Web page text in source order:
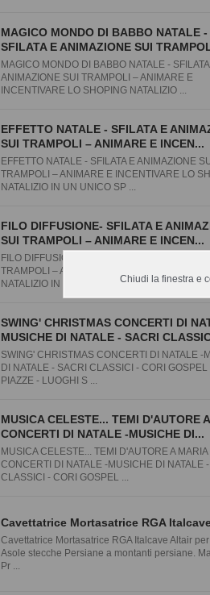
MAGICO MONDO DI BABBO NATALE -
SFILATA E ANIMAZIONE SUI
MAGICO MONDO DI BABBO NATALE -
ANIMAZIONE SUI TRAMPOLI – ANIMARE E
INCENTIVARE LO SHOPING NATALIZIO ...
EFFETTO NATALE - SFILATA E
SUI TRAMPOLI – ANIMARE E INCEN...
EFFETTO NATALE - SFILATA E ANIMAZIONE
TRAMPOLI – ANIMARE E INCENTIVARE LO
NATALIZIO IN UN UNICO SP ...
FILO DIFFUSIONE- SFILATA E
SUI TRAMPOLI – ANIMARE E INCEN...
FILO DIFFUSIONE- SFILATA E ANIMAZIONE SUI
TRAMPOLI – ANIMARE E INCENTIVARE LO
NATALIZIO IN UN UNICO SP ...
SWING' CHRISTMAS CONCERTI DI
MUSICHE DI NATALE - SACRI
SWING' CHRISTMAS CONCERTI DI NATALE -
DI NATALE - SACRI CLASSICI - CORI GOSPEL
PIAZZE - LUOGHI S ...
MUSICA CELESTE... TEMI D'AUTORE
CONCERTI DI NATALE -MUSICHE DI...
MUSICA CELESTE... TEMI D'AUTORE A MARIA
CONCERTI DI NATALE -MUSICHE DI NATALE
CLASSICI - CORI GOSPEL ...
Cavettatrice Mortasatrice RGA
Cavettatrice Mortasatrice RGA Italcave Altair
Asole stecche Persiane a montanti persiane.
Pr ...
Chiudi la finestra e